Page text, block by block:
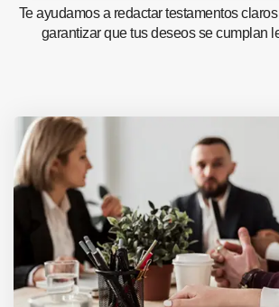
Te ayudamos a redactar testamentos
garantizar que tus deseos se cumplan